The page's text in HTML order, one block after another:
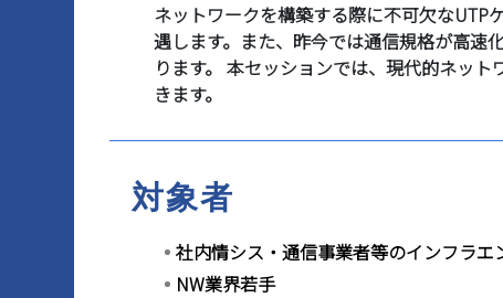
ネットワークを構築する際に不可欠なUTP
遇します。また、昨今では通信規格が高速
ります。 本セッションでは、現代的ネッ
きます。
対象者
社内情シス・通信事業者等のインフラエ
NW業界若手